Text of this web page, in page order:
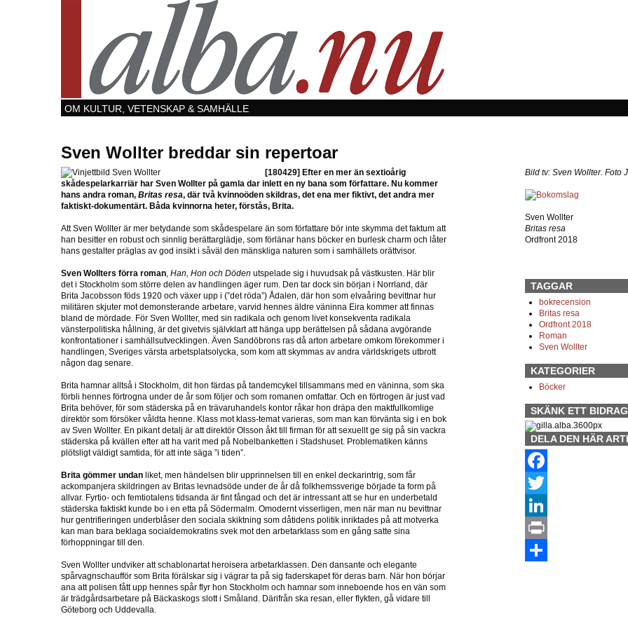
OM KULTUR, VETENSKAP & SAMHÄLLE
Sven Wollter breddar sin repertoar
[180429] Efter en mer än sextioårig
skådespelarkarriär har Sven Wollter på gamla dar inlett en ny bana som författare. Nu kommer
hans andra roman, Britas resa, där två kvinnoöden skildras, det ena mer fiktivt, det andra mer
faktiskt-dokumentärt. Båda kvinnorna heter, förstås, Brita.
Att Sven Wollter är mer betydande som skådespelare än som författare bör inte skymma det faktum att
han besitter en robust och sinnlig berättarglädje, som förlänar hans böcker en burlesk charm och låter
hans gestalter präglas av god insikt i såväl den mänskliga naturen som i samhällets orättvisor.
Sven Wollters förra roman, Han, Hon och Döden utspelade sig i huvudsak på västkusten. Här blir
det i Stockholm som större delen av handlingen äger rum. Den tar dock sin början i Norrland, där
Brita Jacobsson föds 1920 och växer upp i (”det röda”) Ådalen, där hon som elvaåring bevittnar hur
militären skjuter mot demonsterande arbetare, varvid hennes äldre väninna Eira kommer att finnas
bland de mördade. För Sven Wollter, med sin radikala och genom livet konsekventa radikala
vänsterpolitiska hållning, är det givetvis självklart att hänga upp berättelsen på sådana avgörande
konfrontationer i samhällsutvecklingen. Även Sandöbrons ras då arton arbetare omkom förekommer i
handlingen, Sveriges värsta arbetsplatsolycka, som kom att skymmas av andra världskrigets utbrott
någon dag senare.
Brita hamnar alltså i Stockholm, dit hon färdas på tandemcykel tillsammans med en väninna, som ska
förbli hennes förtrogna under de år som följer och som romanen omfattar. Och en förtrogen är just vad
Brita behöver, för som städerska på en trävaruhandels kontor råkar hon dräpa den maktfullkomlige
direktör som försöker våldta henne. Klass mot klass-temat varieras, som man kan förvänta sig i en bok
av Sven Wollter. En pikant detalj är att direktör Olsson åkt till firman för att sexuellt ge sig på sin vackra
städerska på kvällen efter att ha varit med på Nobelbanketten i Stadshuset. Problematiken känns
plötsligt väldigt samtida, för att inte säga ”i tiden”.
Brita gömmer undan liket, men händelsen blir upprinnelsen till en enkel deckarintrig, som får
ackompanjera skildringen av Britas levnadsöde under de år då folkhemssverige började ta form på
allvar. Fyrtio- och femtiotalens tidsanda är fint fångad och det är intressant att se hur en underbetald
städerska faktiskt kunde bo i en etta på Södermalm. Omodernt visserligen, men när man nu bevittnar
hur gentrifieringen underblåser den sociala skiktning som dåtidens politik inriktades på att motverka
kan man bara beklaga socialdemokratins svek mot den arbetarklass som en gång satte sina
förhoppningar till den.
Sven Wollter undviker att schablonartat heroisera arbetarklassen. Den dansante och elegante
spårvagnschaufför som Brita förälskar sig i vägrar ta på sig faderskapet för deras barn. När hon börjar
ana att polisen fått upp hennes spår flyr hon Stockholm och hamnar som inneboende hos en vän som
är trädgårdsarbetare på Bäckaskogs slott i Småland. Därifrån ska resan, eller flykten, gå vidare till
Göteborg och Uddevalla.
Bild tv: Sven Wollter. Foto
Sven Wollter
Britas resa
Ordfront 2018
TAGGAR
bokrecension
Britas resa
Ordfront 2018
Roman
Sven Wollter
KATEGORIER
Böcker
SKÄNK ETT
DELA DEN HÄR
Facebook
Twitter
LinkedIn
Print